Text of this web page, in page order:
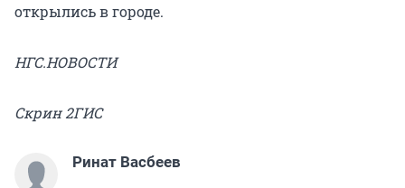
открылись в городе.
НГС.НОВОСТИ
Скрин 2ГИС
Ринат Васбеев